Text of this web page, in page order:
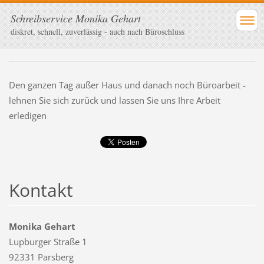
Schreibservice Monika Gehart
diskret, schnell, zuverlässig - auch nach Büroschluss
Den ganzen Tag außer Haus und danach noch Büroarbeit -
lehnen Sie sich zurück und lassen Sie uns Ihre Arbeit
erledigen
Kontakt
Monika Gehart
Lupburger Straße 1
92331 Parsberg